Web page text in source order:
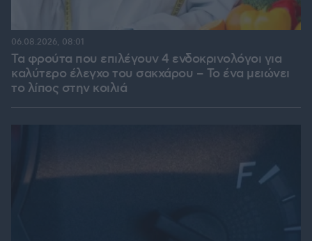
Τα φρούτα που επιλέγουν 4 ενδοκρινολόγοι για
καλύτερο έλεγχο του σακχάρου – Το ένα μειώνει
το λίπος στην κοιλιά
06.08.2026, 08:01